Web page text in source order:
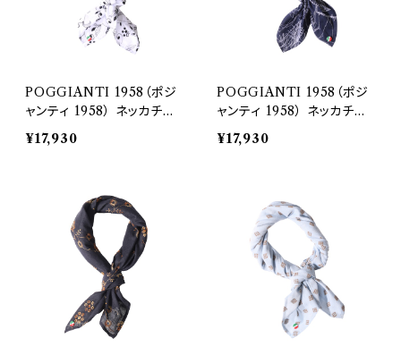
POGGIANTI 1958（ポジ
ャンティ 1958） ネッカチー
フ 33419
¥17,930
POGGIANTI 1958（ポジ
ャンティ 1958） ネッカチー
フ 33420
¥17,930